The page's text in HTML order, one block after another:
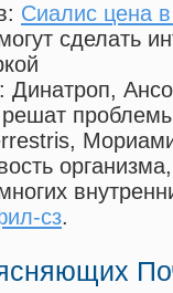
Сиалис цена
сделать
: Динатроп,
сз.